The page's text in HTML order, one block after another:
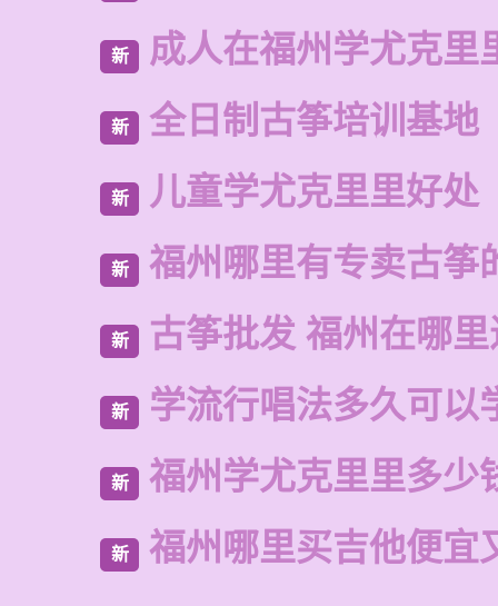
新 成人在福州学尤克里
新 全日制古筝培训基地
新 儿童学尤克里里好处
新 福州哪里有专卖古筝
新 古筝批发 福州在哪
新 学流行唱法多久可以
新 福州学尤克里里多少
新 福州哪里买吉他便宜